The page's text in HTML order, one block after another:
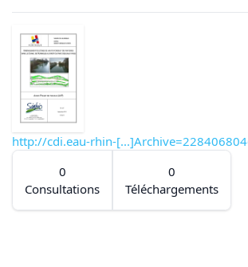
http://cdi.eau-rhin-
0
Consultations
0
Téléchargements